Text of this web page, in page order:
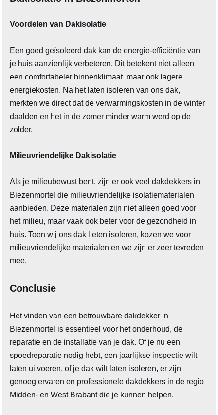
Voordelen van Dakisolatie
Een goed geïsoleerd dak kan de energie-efficiëntie van
je huis aanzienlijk verbeteren. Dit betekent niet alleen
een comfortabeler binnenklimaat, maar ook lagere
energiekosten. Na het laten isoleren van ons dak,
merkten we direct dat de verwarmingskosten in de winter
daalden en het in de zomer minder warm werd op de
zolder.
Milieuvriendelijke Dakisolatie
Als je milieubewust bent, zijn er ook veel dakdekkers in
Biezenmortel die milieuvriendelijke isolatiematerialen
aanbieden. Deze materialen zijn niet alleen goed voor
het milieu, maar vaak ook beter voor de gezondheid in
huis. Toen wij ons dak lieten isoleren, kozen we voor
milieuvriendelijke materialen en we zijn er zeer tevreden
mee.
Conclusie
Het vinden van een betrouwbare dakdekker in
Biezenmortel is essentieel voor het onderhoud, de
reparatie en de installatie van je dak. Of je nu een
spoedreparatie nodig hebt, een jaarlijkse inspectie wilt
laten uitvoeren, of je dak wilt laten isoleren, er zijn
genoeg ervaren en professionele dakdekkers in de regio
Midden- en West Brabant die je kunnen helpen.